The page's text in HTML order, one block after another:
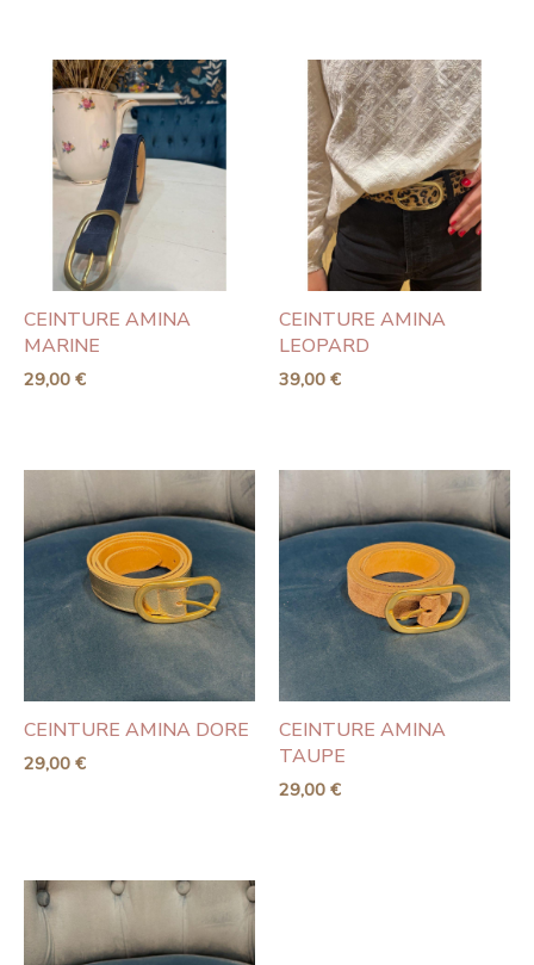
CEINTURE AMINA
MARINE
29,00 €
CEINTURE AMINA
LEOPARD
39,00 €
CEINTURE AMINA DORE
29,00 €
CEINTURE AMINA
TAUPE
29,00 €